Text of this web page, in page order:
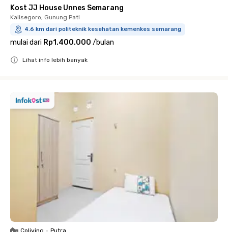
Kost JJ House Unnes Semarang
Kalisegoro, Gunung Pati
4.6 km dari politeknik kesehatan kemenkes semarang
mulai dari Rp1.400.000 /bulan
Lihat info lebih banyak
Coliving • Putra